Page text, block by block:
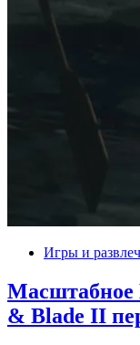
Игры и
Масштабное
& Blade II